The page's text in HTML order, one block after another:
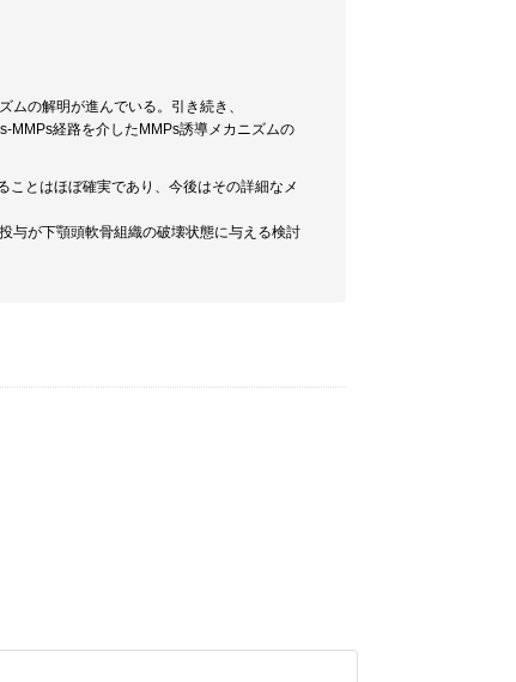
の解明が進んでいる。引き続き、
経路を介したMMPs誘導メカニズムの
とはほぼ確実であり、今後はその詳細なメ
与が下顎頭軟骨組織の破壊状態に与える検討